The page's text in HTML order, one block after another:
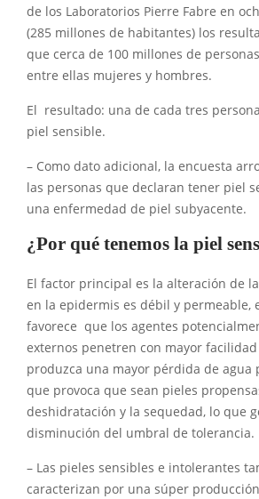
de los Laboratorios Pierre Fabre en
(285 millones de habitantes) los
que cerca de 100 millones de
entre ellas mujeres y hombres.
El resultado: una de cada tres
piel sensible.
– Como dato adicional, la encuesta
las personas que declaran tener piel
una enfermedad de piel subyacente.
¿Por qué tenemos la piel
El factor principal es la alteración de
en la epidermis es débil y permeable,
favorece que los agentes
externos penetren con mayor
produzca una mayor pérdida de agua
que provoca que sean pieles
deshidratación y la sequedad, lo que
disminución del umbral de tolerancia.
– Las pieles sensibles e intolerantes
caracterizan por una súper